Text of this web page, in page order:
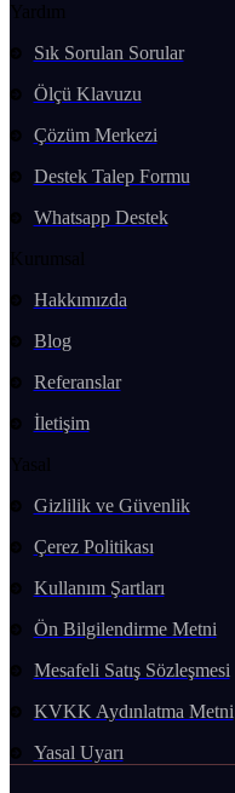
Yardım
Sık Sorulan Sorular
Ölçü Klavuzu
Çözüm Merkezi
Destek Talep Formu
Whatsapp Destek
Kurumsal
Hakkımızda
Blog
Referanslar
İletişim
Yasal
Gizlilik ve Güvenlik
Çerez Politikası
Kullanım Şartları
Ön Bilgilendirme Metni
Mesafeli Satış Sözleşmesi
KVKK Aydınlatma Metni
Yasal Uyarı